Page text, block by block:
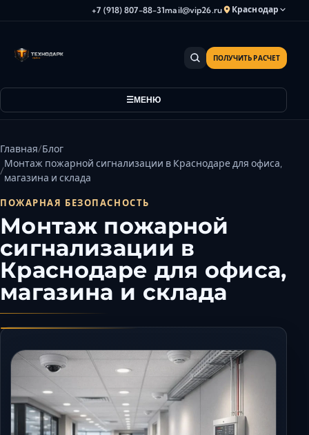
+7 (918) 807-88-31mail@vip26.ru Краснодар
Анапа
Волгодонск
Камышин
Краснодар
Магас
Махачкала
МЕНЮ
ПОЛУЧИТЬ РАСЧЕТ
Главная Блог
Монтаж пожарной сигнализации в Краснодаре для офиса,
магазина и склада
ПОЖАРНАЯ БЕЗОПАСНОСТЬ
Монтаж пожарной
сигнализации в
Краснодаре для офиса,
магазина и склада